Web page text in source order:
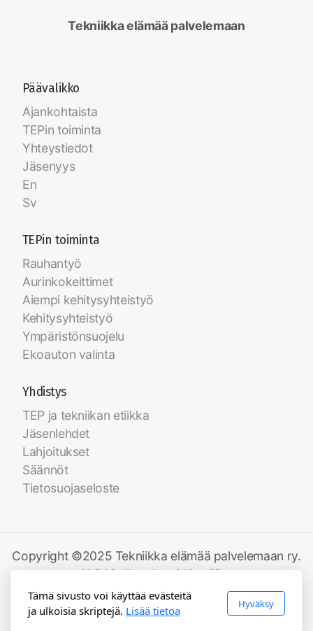
Tekniikka elämää palvelemaan
Päävalikko
Ajankohtaista
TEPin toiminta
Yhteystiedot
Jäsenyys
En
Sv
TEPin toiminta
Rauhantyö
Aurinkokeittimet
Aiempi kehitysyhteistyö
Kehitysyhteistyö
Ympäristönsuojelu
Ekoauton valinta
Yhdistys
TEP ja tekniikan etiikka
Jäsenlehdet
Lahjoitukset
Säännöt
Tietosuojaseloste
Copyright ©2025 Tekniikka elämää palvelemaan ry.
Kaikki oikeudet pidätetään.
Tämä sivusto voi käyttää evästeitä
ja ulkoisia skriptejä. Lisää tietoa
Hyväksy